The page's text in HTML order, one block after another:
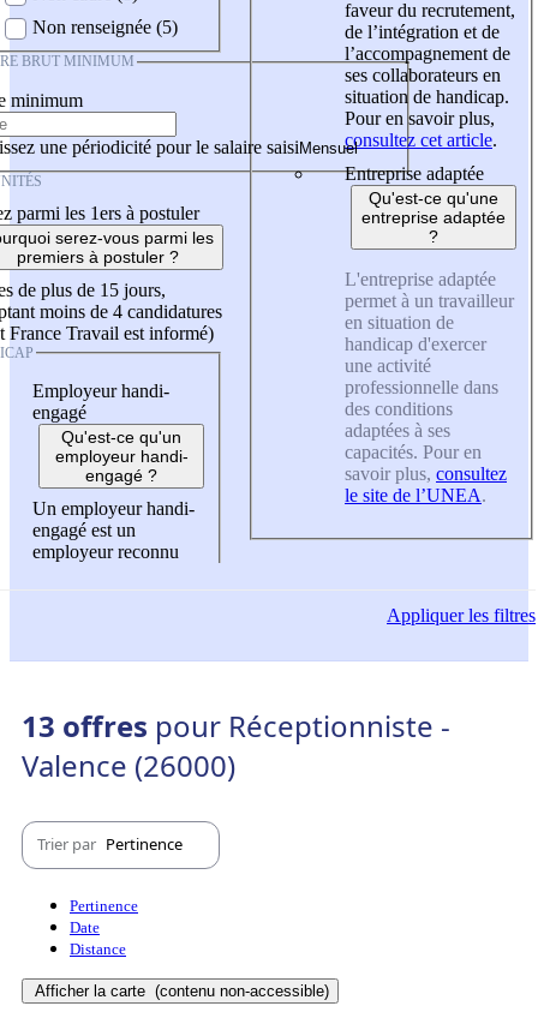
Non renseignée (5)
BRUT MINIMUM
minimum
une périodicité pour le salaire saisi
parmi les 1ers à postuler
serez-vous parmi les
premiers à postuler ?
de plus de 15 jours,
moins de 4 candidatures
France Travail est informé)
Employeur handi-
engagé
Qu'est-ce qu'un
employeur handi-
engagé ?
Un employeur handi-
engagé est un
employeur reconnu
faveur du recrutement,
de l’intégration et de
l’accompagnement de
ses collaborateurs en
situation de handicap.
Pour en savoir plus,
consultez cet article.
Entreprise adaptée
Qu'est-ce qu'une
entreprise adaptée
?
L'entreprise adaptée
permet à un travailleur
en situation de
handicap d'exercer
une activité
professionnelle dans
des conditions
adaptées à ses
capacités. Pour en
savoir plus, consultez
le site de l’UNEA.
Appliquerles filtres
13 offres pour Réceptionniste -
Valence (26000)
Trier par Pertinence
Pertinence
Date
Distance
Afficher la carte (contenu non-accessible)